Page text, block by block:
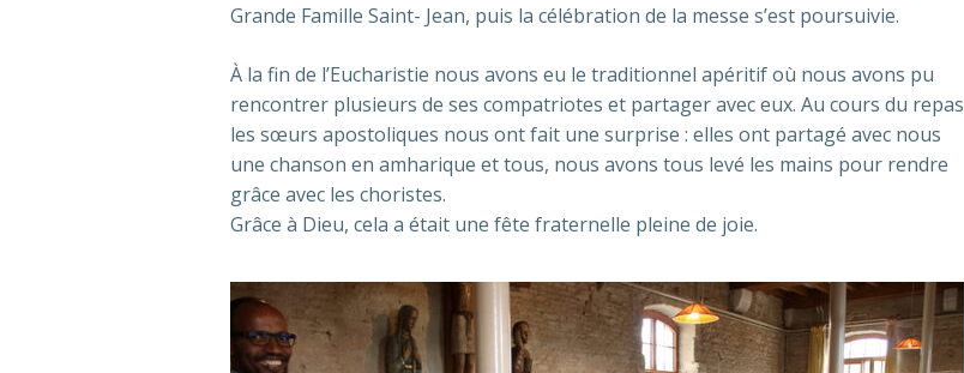
Grande Famille Saint- Jean, puis la célébration de la messe s’est poursuivie.
À la fin de l’Eucharistie nous avons eu le traditionnel apéritif où nous avons pu
rencontrer plusieurs de ses compatriotes et partager avec eux. Au cours du repas
les sœurs apostoliques nous ont fait une surprise : elles ont partagé avec nous
une chanson en amharique et tous, nous avons tous levé les mains pour rendre
grâce avec les choristes.
Grâce à Dieu, cela a était une fête fraternelle pleine de joie.